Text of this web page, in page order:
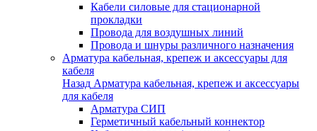
Кабели силовые для стационарной
прокладки
Провода для воздушных линий
Провода и шнуры различного назначения
Арматура кабельная, крепеж и аксессуары для
кабеля
Назад Арматура кабельная, крепеж и аксессуары
для кабеля
Арматура СИП
Герметичный кабельный коннектор